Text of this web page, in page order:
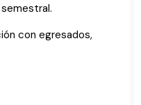
con egresados,